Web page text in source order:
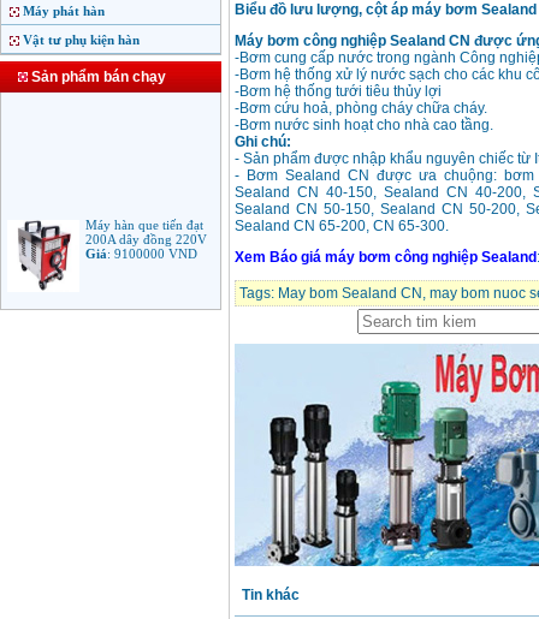
Máy phát hàn
Vật tư phụ kiện hàn
Sản phẩm bán chạy
Máy hàn que tiến đạt
200A dây đồng 220V
Giá:9100000VND
Biểu đồ lưu lượng, cột áp máy bơm Sealand
Máy bơm công nghiệp Sealand CN được
-Bơm cung cấp nước trong ngành Công
-Bơm hệ thống xử lý nước sạch cho các khu
-Bơm hệ thống tưới tiêu thủy lợi
-Bơm cứu hoả, phòng cháy chữa cháy.
-Bơm nước sinh hoạt cho nhà cao tầng.
Ghi chú:
- Sản phẩm được nhập khẩu nguyên chiếc từ
- Bơm Sealand CN được ưa chuộng:
Sealand CN 40-150, Sealand CN 40-200,
Sealand CN 50-150, Sealand CN 50-200,
Sealand CN 65-200, CN 65-300.
Xem Báo giá máy bơm công nghiệp Sealand :
Tags: May bom Sealand CN , may bom nuoc
Tin khác